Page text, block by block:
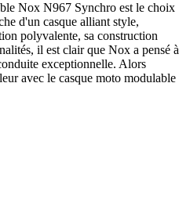
Nox N967 Synchro est le choix
d'un casque alliant style,
polyvalente, sa construction
il est clair que Nox a pensé à
exceptionnelle. Alors
avec le casque moto modulable